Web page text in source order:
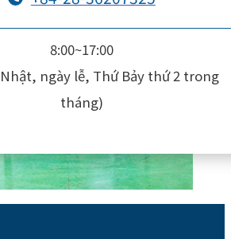
8:00~17:00
ngày lễ, Thứ Bảy thứ 2 trong
tháng)